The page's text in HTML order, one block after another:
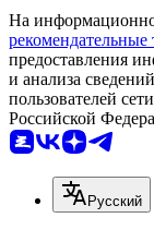
На
рекомендательные
предоставления
и анализа
пользователей
Российской
Русский